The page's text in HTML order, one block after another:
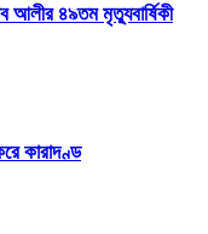
আলীর ৪৯তম মৃত্যুবার্ষিকী
কারাদণ্ড